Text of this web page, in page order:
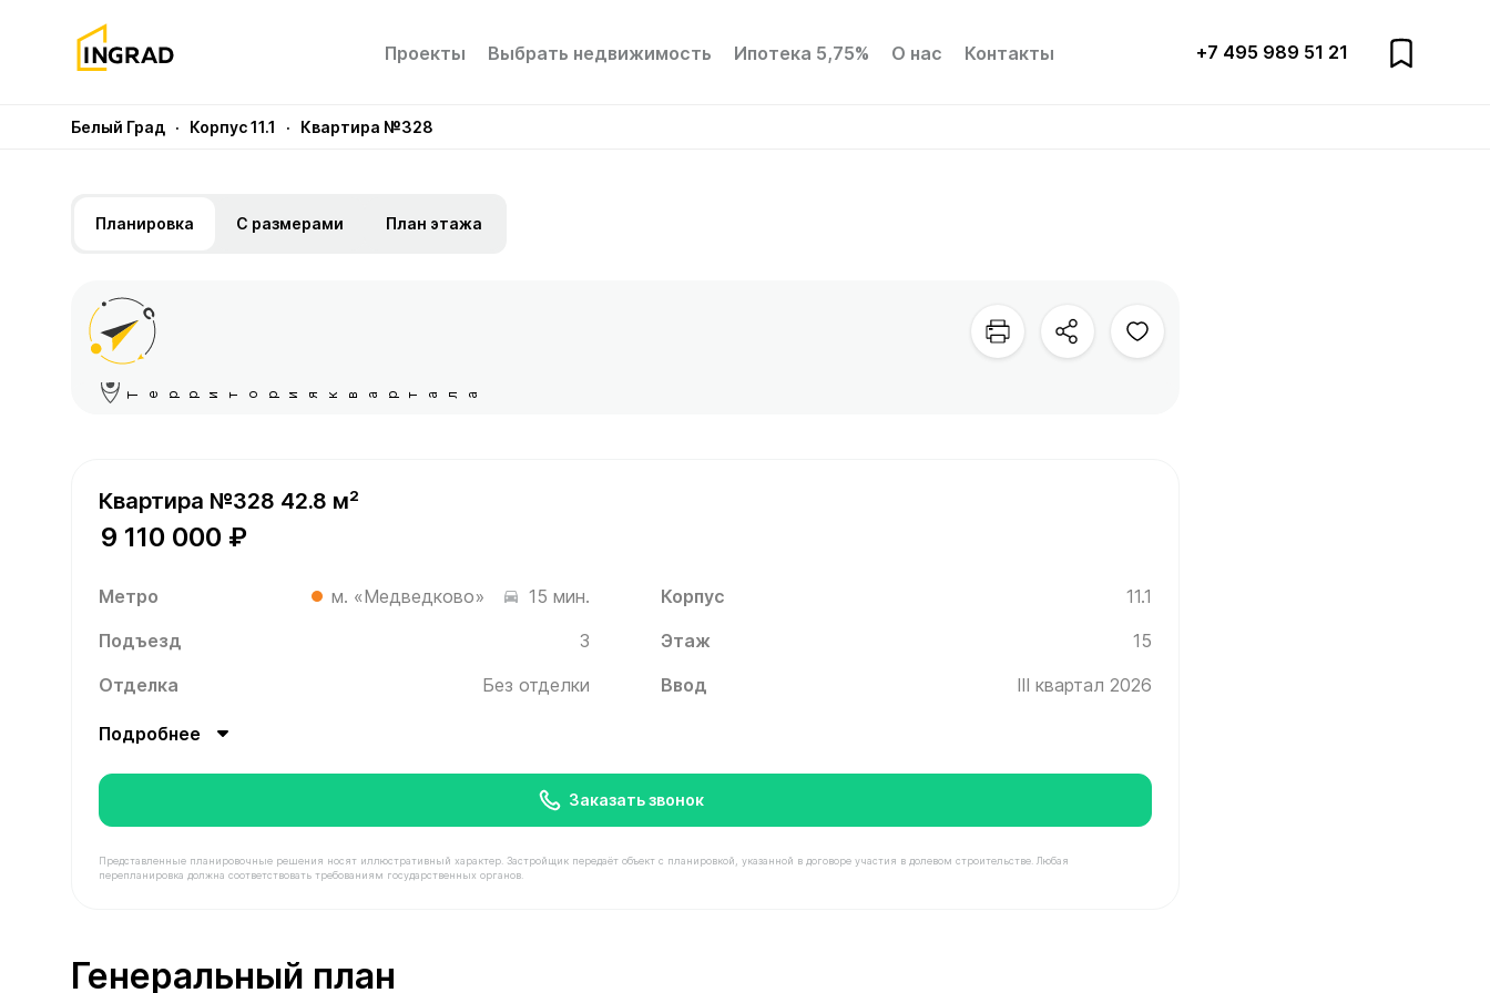
Проекты Выбрать недвижимость Ипотека 5,75% О нас Контакты +7 495 989 51 21
Белый Град · Корпус 11.1 · Квартира №328
Планировка С размерами План этажа
Территория квартала
Квартира №328 42.8 м²
9 110 000 ₽
Метро м. «Медведково» 15 мин. Корпус 11.1
Подъезд 3 Этаж
15
Отделка
Без отделки Ввод III квартал 2026
Подробнее
Заказать звонок
Представленные планировочные решения носят иллюстративный характер. Застройщик передаёт объект с планировкой, указанной в договоре участия в долевом строительстве. Любая
перепланировка должна соответствовать требованиям государственных органов.
Генеральный план